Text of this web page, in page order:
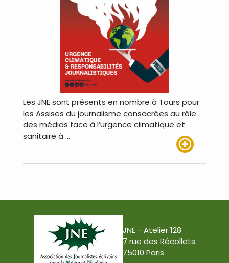
Les JNE sont présents en nombre à Tours pour
les Assises du journalisme consacrées au rôle
des médias face à l’urgence climatique et
sanitaire à …
JNE - Atelier 128
7 rue des Récollets
75010 Paris